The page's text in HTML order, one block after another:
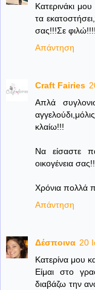
Κατερινάκι
τα
σας!!!Σε φιλώ!!!!
Απάντηση
Craft Fairies
Απλά
κλαίω!!!
Να είσαστε
οικογένεια
Χρόνια πολλά
Απάντηση
Δέσποινα 20
Κατερίνα μου
Είμαι στο
διαβάζω την